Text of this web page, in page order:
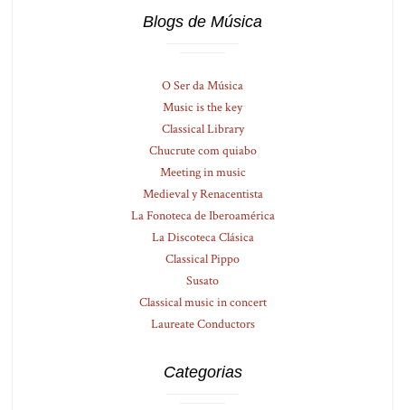
Blogs de Música
O Ser da Música
Music is the key
Classical Library
Chucrute com quiabo
Meeting in music
Medieval y Renacentista
La Fonoteca de Iberoamérica
La Discoteca Clásica
Classical Pippo
Susato
Classical music in concert
Laureate Conductors
Categorias